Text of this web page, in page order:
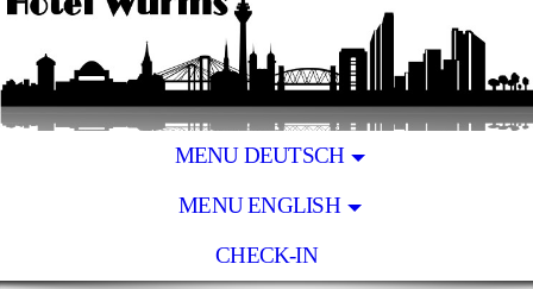
MENU DEUTSCH
MENU ENGLISH
CHECK-IN